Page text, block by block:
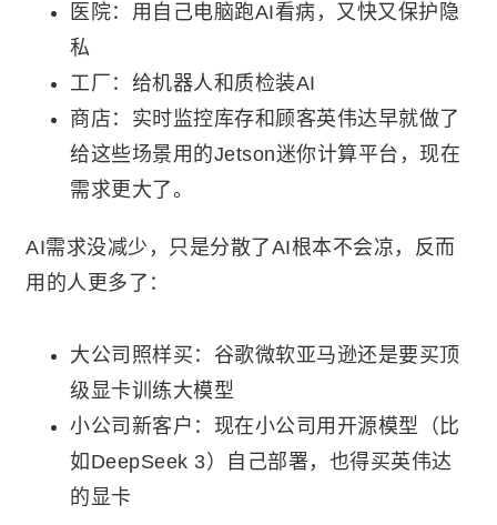
医院：用自己电脑跑AI看病，又快又保护隐
私
工厂：给机器人和质检装AI
商店：实时监控库存和顾客英伟达早就做了
给这些场景用的Jetson迷你计算平台，现在
需求更大了。
AI需求没减少，只是分散了AI根本不会凉，反而
用的人更多了：
大公司照样买：谷歌微软亚马逊还是要买顶
级显卡训练大模型
小公司新客户：现在小公司用开源模型（比
如DeepSeek 3）自己部署，也得买英伟达
的显卡